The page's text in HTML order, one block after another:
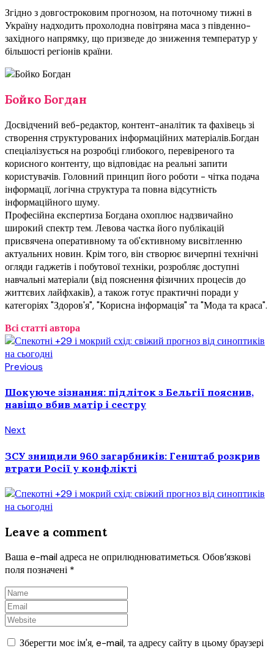
Згідно з довгостроковим прогнозом, на поточному тижні в
Україну надходить прохолодна повітряна маса з південно-
західного напрямку, що призведе до зниження температур у
більшості регіонів країни.
Бойко Богдан
Досвідчений веб-редактор, контент-аналітик та фахівець зі
створення структурованих інформаційних матеріалів.Богдан
спеціалізується на розробці глибокого, перевіреного та
корисного контенту, що відповідає на реальні запити
користувачів. Головний принцип його роботи - чітка подача
інформації, логічна структура та повна відсутність
інформаційного шуму.
Професійна експертиза Богдана охоплює надзвичайно
широкий спектр тем. Левова частка його публікацій
присвячена оперативному та об'єктивному висвітленню
актуальних новин. Крім того, він створює вичерпні технічні
огляди гаджетів і побутової техніки, розробляє доступні
навчальні матеріали (від пояснення фізичних процесів до
життєвих лайфхаків), а також готує практичні поради у
категоріях "Здоров'я", "Корисна інформація" та "Мода та краса".
Всі статті автора
Previous
Шокуюче зізнання: підліток з Бельгії пояснив,
навіщо вбив матір і сестру
Next
ЗСУ знищили 960 загарбників: Генштаб розкрив
втрати Росії у конфлікті
Leave a comment
Ваша e-mail адреса не оприлюднюватиметься. Обов’язкові
поля позначені *
Зберегти моє ім'я, e-mail, та адресу сайту в цьому браузері